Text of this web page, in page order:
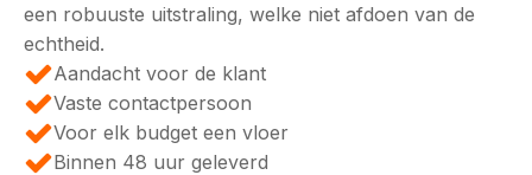
een robuuste uitstraling, welke niet afdoen van de
echtheid.
Aandacht voor de klant
Vaste contactpersoon
Voor elk budget een vloer
Binnen 48 uur geleverd